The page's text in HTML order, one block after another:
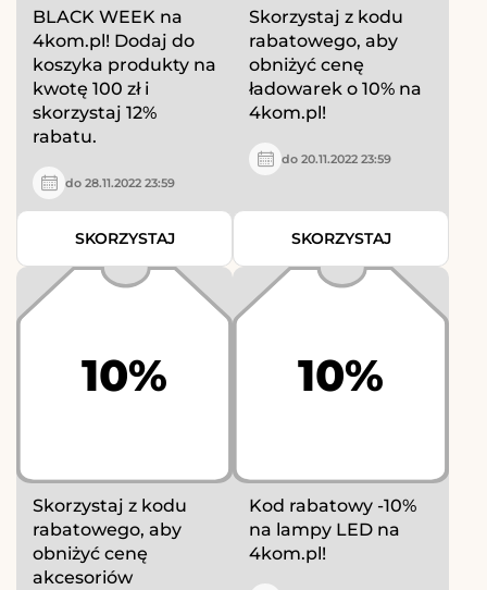
BLACK WEEK na
4kom.pl! Dodaj do
koszyka produkty na
kwotę 100 zł i
skorzystaj 12%
rabatu.
do 28.11.2022 23:59
SKORZYSTAJ
Skorzystaj z kodu
rabatowego, aby
obniżyć cenę
ładowarek o 10% na
4kom.pl!
do 20.11.2022 23:59
SKORZYSTAJ
10%
Skorzystaj z kodu
rabatowego, aby
obniżyć cenę
akcesoriów
10%
Kod rabatowy -10%
na lampy LED na
4kom.pl!